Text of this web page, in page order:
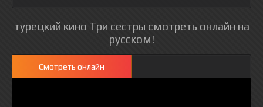
турецкий кино Три сестры смотреть онлайн на
русском!
Смотреть онлайн